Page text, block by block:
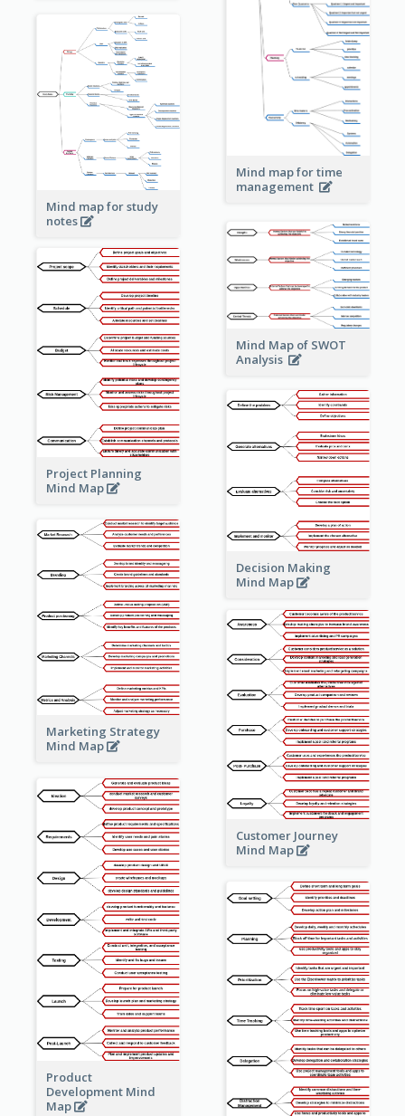
Mind map for time
management
Mind map for study
notes
Mind Map of SWOT
Analysis
Project Planning
Mind Map
Decision Making
Mind Map
Marketing Strategy
Mind Map
Customer Journey
Mind Map
Product
Development Mind
Map